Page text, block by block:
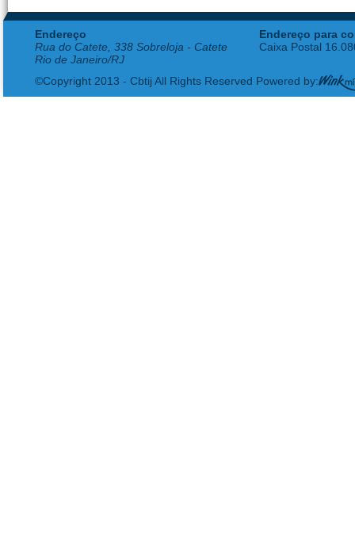
Endereço
Rua do Catete, 338 Sobreloja - Catete
Rio de Janeiro/RJ
Endereço para
Caixa Postal
©Copyright 2013 - Cbtij All Rights Reserved Powered by: